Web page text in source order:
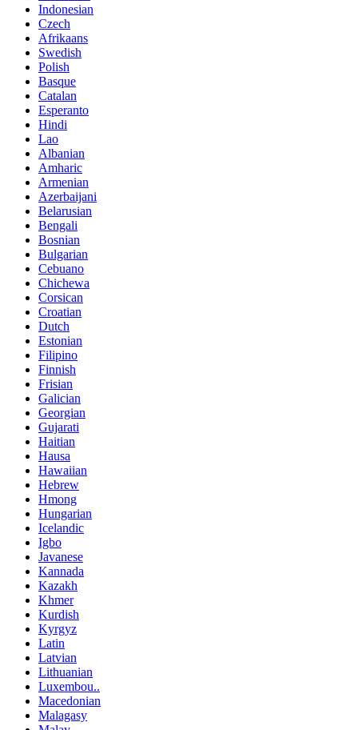
Indonesian
Czech
Afrikaans
Swedish
Polish
Basque
Catalan
Esperanto
Hindi
Lao
Albanian
Amharic
Armenian
Azerbaijani
Belarusian
Bengali
Bosnian
Bulgarian
Cebuano
Chichewa
Corsican
Croatian
Dutch
Estonian
Filipino
Finnish
Frisian
Galician
Georgian
Gujarati
Haitian
Hausa
Hawaiian
Hebrew
Hmong
Hungarian
Icelandic
Igbo
Javanese
Kannada
Kazakh
Khmer
Kurdish
Kyrgyz
Latin
Latvian
Lithuanian
Luxembou..
Macedonian
Malagasy